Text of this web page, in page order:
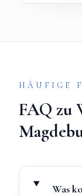
HÄUFIGE
FAQ zu
Was